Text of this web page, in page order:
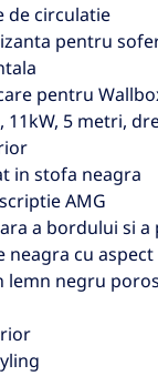
de circulatie
pentru
pentru
11kW, 5 metri,
in stofa neagra
AMG
a bordului si
neagra cu aspect
lemn negru